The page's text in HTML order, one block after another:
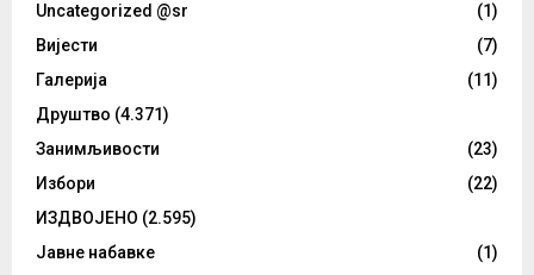
Uncategorized @sr
(1)
Вијести
(7)
Галерија
(11)
Друштво (4.371)
Занимљивости
(23)
Избори
(22)
ИЗДВОЈЕНО (2.595)
Јавне набавке
(1)